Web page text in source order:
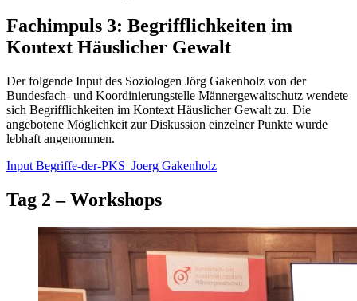
Fachimpuls 3: Begrifflichkeiten im
Kontext Häuslicher Gewalt
Der folgende Input des Soziologen Jörg Gakenholz von der
Bundesfach- und Koordinierungstelle Männergewaltschutz wendete
sich Begrifflichkeiten im Kontext Häuslicher Gewalt zu. Die
angebotene Möglichkeit zur Diskussion einzelner Punkte wurde
lebhaft angenommen.
Input Begriffe-der-PKS_Joerg Gakenholz
Tag 2 – Workshops